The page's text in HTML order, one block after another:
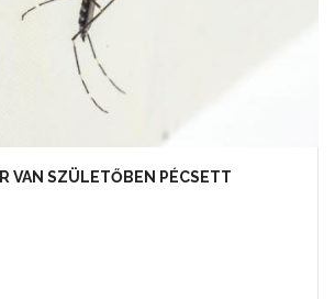
VAN SZÜLETŐBEN PÉCSETT